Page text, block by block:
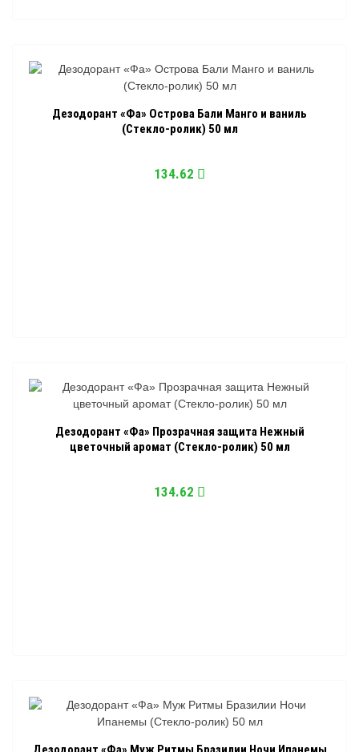
Дезодорант «Фа» Острова Бали Манго и ваниль
(Стекло-ролик) 50 мл
134.62
Дезодорант «Фа» Прозрачная защита Нежный
цветочный аромат (Стекло-ролик) 50 мл
134.62